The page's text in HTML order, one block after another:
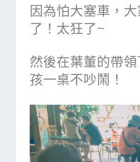
因為怕大塞車，
了！太狂了~
然後在葉董的帶
孩一桌不吵鬧！